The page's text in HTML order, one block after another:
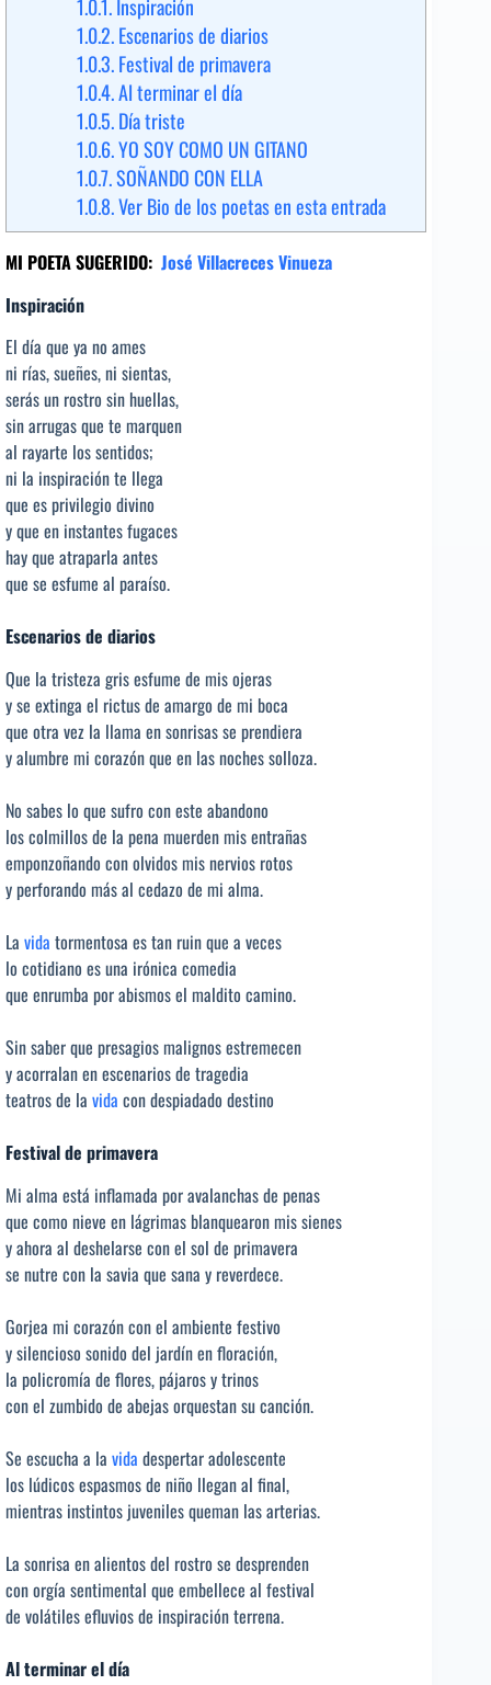
1.0.1.Inspiración
1.0.2.Escenarios de diarios
1.0.3.Festival de primavera
1.0.4.Al terminar el día
1.0.5.Día triste
1.0.6.YO SOY COMO UN GITANO
1.0.7.SOÑANDO CON ELLA
1.0.8.Ver Bio de los poetas en esta entrada
MI POETA SUGERIDO: José Villacreces Vinueza
Inspiración
El día que ya no ames
ni rías, sueñes, ni sientas,
serás un rostro sin huellas,
sin arrugas que te marquen
al rayarte los sentidos;
ni la inspiración te llega
que es privilegio divino
y que en instantes fugaces
hay que atraparla antes
que se esfume al paraíso.
Escenarios de diarios
Que la tristeza gris esfume de mis ojeras
y se extinga el rictus de amargo de mi boca
que otra vez la llama en sonrisas se prendiera
y alumbre mi corazón que en las noches solloza.
No sabes lo que sufro con este abandono
los colmillos de la pena muerden mis entrañas
emponzoñando con olvidos mis nervios rotos
y perforando más al cedazo de mi alma.
La vida tormentosa es tan ruin que a veces
lo cotidiano es una irónica comedia
que enrumba por abismos el maldito camino.
Sin saber que presagios malignos estremecen
y acorralan en escenarios de tragedia
teatros de la vida con despiadado destino
Festival de primavera
Mi alma está inflamada por avalanchas de penas
que como nieve en lágrimas blanquearon mis sienes
y ahora al deshelarse con el sol de primavera
se nutre con la savia que sana y reverdece.
Gorjea mi corazón con el ambiente festivo
y silencioso sonido del jardín en floración,
la policromía de flores, pájaros y trinos
con el zumbido de abejas orquestan su canción.
Se escucha a la vida despertar adolescente
los lúdicos espasmos de niño llegan al final,
mientras instintos juveniles queman las arterias.
La sonrisa en alientos del rostro se desprenden
con orgía sentimental que embellece al festival
de volátiles efluvios de inspiración terrena.
Al terminar el día